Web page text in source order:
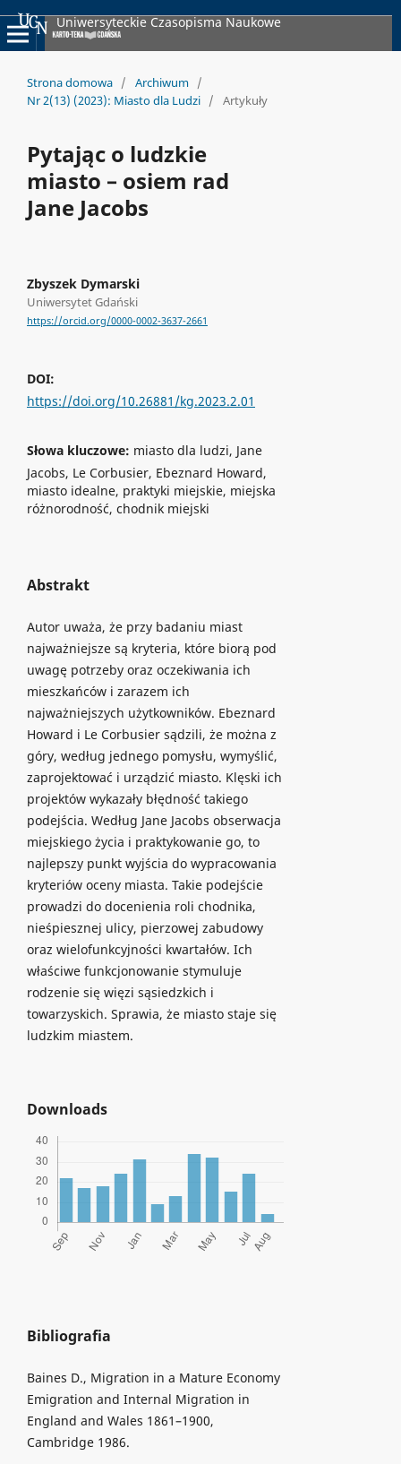
Uniwersyteckie Czasopisma Naukowe
Strona domowa / Archiwum /
Nr 2(13) (2023): Miasto dla Ludzi / Artykuły
Pytając o ludzkie
miasto – osiem rad
Jane Jacobs
Zbyszek Dymarski
Uniwersytet Gdański
https://orcid.org/0000-0002-3637-2661
DOI:
https://doi.org/10.26881/kg.2023.2.01
Słowa kluczowe: miasto dla ludzi, Jane
Jacobs, Le Corbusier, Ebeznard Howard,
miasto idealne, praktyki miejskie, miejska
różnorodność, chodnik miejski
Abstrakt
Autor uważa, że przy badaniu miast
najważniejsze są kryteria, które biorą pod
uwagę potrzeby oraz oczekiwania ich
mieszkańców i zarazem ich
najważniejszych użytkowników. Ebeznard
Howard i Le Corbusier sądzili, że można z
góry, według jednego pomysłu, wymyślić,
zaprojektować i urządzić miasto. Klęski ich
projektów wykazały błędność takiego
podejścia. Według Jane Jacobs obserwacja
miejskiego życia i praktykowanie go, to
najlepszy punkt wyjścia do wypracowania
kryteriów oceny miasta. Takie podejście
prowadzi do docenienia roli chodnika,
nieśpiesznej ulicy, pierzowej zabudowy
oraz wielofunkcyjności kwartałów. Ich
właściwe funkcjonowanie stymuluje
rodzenie się więzi sąsiedzkich i
towarzyskich. Sprawia, że miasto staje się
ludzkim miastem.
Downloads
Bibliografia
Baines D., Migration in a Mature Economy
Emigration and Internal Migration in
England and Wales 1861–1900,
Cambridge 1986.